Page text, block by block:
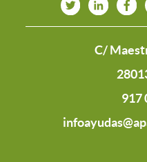
C/
917